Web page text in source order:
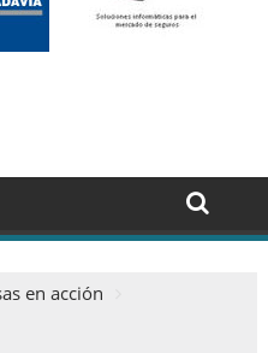
en acción